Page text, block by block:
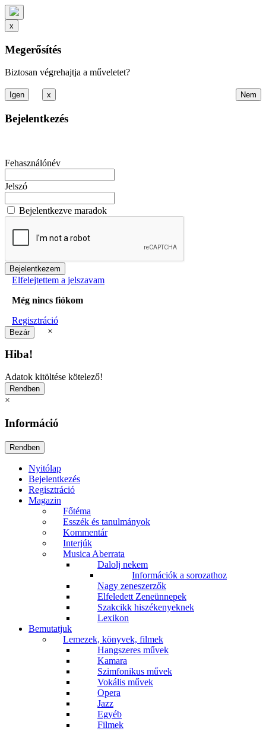
x
Megerősítés
Biztosan végrehajtja a műveletet?
x
Bejelentkezés
Fehasználónév
Jelszó
Bejelentkezve maradok
Elfelejtettem a jelszavam
Még nincs fiókom
Regisztráció
×
Hiba!
Adatok kitöltése kötelező!
×
Információ
Nyitólap
Bejelentkezés
Regisztráció
Magazin
Főtéma
Esszék és tanulmányok
Kommentár
Interjúk
Musica Aberrata
Dalolj nekem
Információk a sorozathoz
Nagy zeneszerzők
Elfeledett Zeneünnepek
Szakcikk hiszékenyeknek
Lexikon
Bemutatjuk
Lemezek, könyvek, filmek
Hangszeres művek
Kamara
Szimfonikus művek
Vokális művek
Opera
Jazz
Egyéb
Filmek